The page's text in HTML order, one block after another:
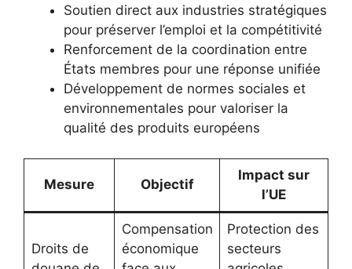
Soutien direct aux industries stratégiques
pour préserver l’emploi et la compétitivité
Renforcement de la coordination entre
États membres pour une réponse unifiée
Développement de normes sociales et
environnementales pour valoriser la
qualité des produits européens
Mesure Objectif
Impact sur
l’UE
Droits de
Compensation
économique
Protection des
secteurs